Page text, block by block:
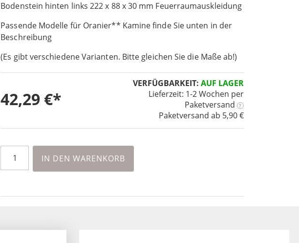
Bodenstein hinten links 222 x 88 x 30 mm Feuerraumauskleidung
Passende Modelle für Oranier** Kamine finde Sie unten in der
Beschreibung
(Es gibt verschiedene Varianten. Bitte gleichen Sie die Maße ab!)
VERFÜGBARKEIT: AUF LAGER
Lieferzeit: 1-2 Wochen per
Paketversand
?
Paketversand ab 5,90 €
42,29 €
IN DEN WARENKORB